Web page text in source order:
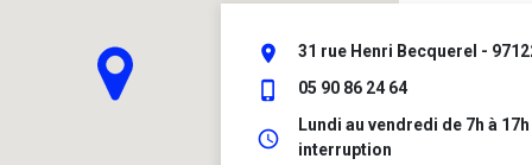
place 31 rue Henri Becquerel -
phone_iphone 05 90 86 24 64
schedule
Lundi au vendredi de 7h à
interruption